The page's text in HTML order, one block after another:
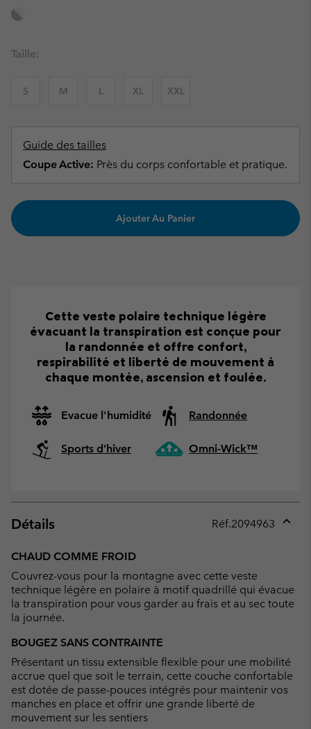
Taille:
S M L XL XXL
Guide des tailles
Coupe Active: Près du corps confortable et pratique.
Ajouter Au Panier
Cette veste polaire technique légère
évacuant la transpiration est conçue pour
la randonnée et offre confort,
respirabilité et liberté de mouvement à
chaque montée, ascension et foulée.
Evacue l'humidité Randonnée
Sports d’hiver Omni-Wick™
Détails Réf.2094963
CHAUD COMME FROID
Couvrez-vous pour la montagne avec cette veste
technique légère en polaire à motif quadrillé qui évacue
la transpiration pour vous garder au frais et au sec toute
la journée.
BOUGEZ SANS CONTRAINTE
Présentant un tissu extensible flexible pour une mobilité
accrue quel que soit le terrain, cette couche confortable
est dotée de passe-pouces intégrés pour maintenir vos
manches en place et offrir une grande liberté de
mouvement sur les sentiers